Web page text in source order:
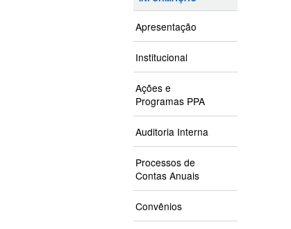
Apresentação
Institucional
Ações e
Programas PPA
Auditoria Interna
Processos de
Contas Anuais
Convênios